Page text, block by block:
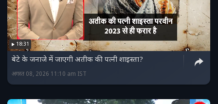
18:31
बेटे के जनाजे में जाएगी अतीक की पत्नी शाइस्ता?
अगस्त 08, 2026 11:10 am IST